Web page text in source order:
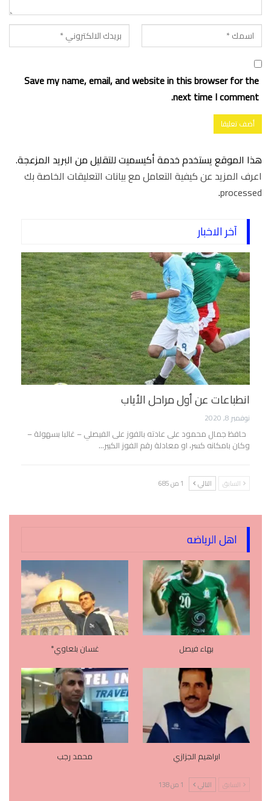
Save my name, email, and website in this browser for the
next time I comment.
هذا الموقع يستخدم خدمة أكيسميت للتقليل من البريد المزعجة.
اعرف المزيد عن كيفية التعامل مع بيانات التعليقات الخاصة بك
processed
.
آخر الاخبار
انطباعات عن أول مراحل الأياب
نوفمبر 8, 2020
حافظ جمال محمود على عادته بالفوز على الفيصلي – غالبا بسهولة –
وكان بامكانه كسر، او معادلة رقم الفوز الكبير…
السابق التالي 1 من 685
اهل الرياضه
بهاء فيصل غسان بلعاوي*
ابراهيم الجزازي محمد رجب
السابق التالي 1 من 138